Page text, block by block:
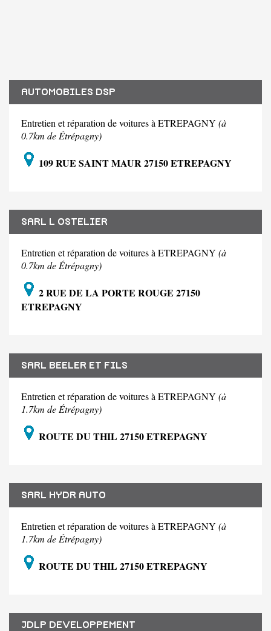
AUTOMOBILES DSP
Entretien et réparation de voitures à ETREPAGNY (à
0.7km de Étrépagny)
109 RUE SAINT MAUR 27150 ETREPAGNY
SARL L OSTELIER
Entretien et réparation de voitures à ETREPAGNY (à
0.7km de Étrépagny)
2 RUE DE LA PORTE ROUGE 27150
ETREPAGNY
SARL BEELER ET FILS
Entretien et réparation de voitures à ETREPAGNY (à
1.7km de Étrépagny)
ROUTE DU THIL 27150 ETREPAGNY
SARL HYDR AUTO
Entretien et réparation de voitures à ETREPAGNY (à
1.7km de Étrépagny)
ROUTE DU THIL 27150 ETREPAGNY
JDLP DEVELOPPEMENT